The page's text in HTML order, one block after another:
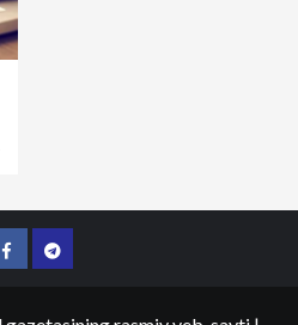
FacebookTelegram